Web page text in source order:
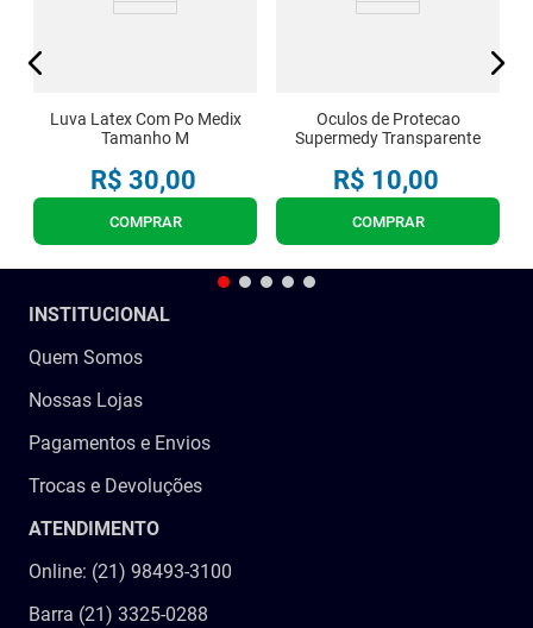
Luva Latex Com Po Medix
Tamanho M
R$ 30,00
COMPRAR
Oculos de Protecao
Supermedy Transparente
R$ 10,00
COMPRAR
INSTITUCIONAL
Quem Somos
Nossas Lojas
Pagamentos e Envios
Trocas e Devoluções
ATENDIMENTO
Online: (21) 98493-3100
Barra (21) 3325-0288